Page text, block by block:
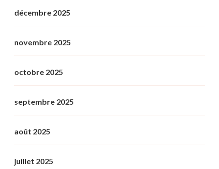
décembre 2025
novembre 2025
octobre 2025
septembre 2025
août 2025
juillet 2025